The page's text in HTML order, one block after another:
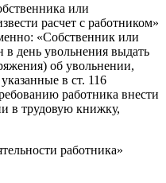
или
расчет с работником»
«Собственник или
день увольнения выдать
об увольнении,
в ст. 116
работника внести
в трудовую книжку,
работника»